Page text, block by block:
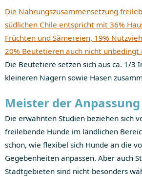
Die Nahrungszusammensetzung
südlichen Chile entspricht mit 36%
Früchten und Sämereien, 19%
20% Beutetieren auch nicht unbedingt
Die Beutetiere setzen sich aus ca. 1/3
kleineren Nagern sowie Hasen
Meister der Anpassung
Die erwähnten Studien beziehen sich
freilebende Hunde im ländlichen
schon, wie flexibel sich Hunde an die
Gegebenheiten anpassen. Aber auch
Stadtgebieten sind nicht besonders